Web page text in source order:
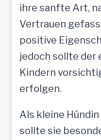
ihre sanfte Art,
Vertrauen
positive
jedoch sollte
Kindern
erfolgen.
Als kleine
sollte sie